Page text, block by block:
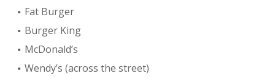
Fat Burger
Burger King
McDonald’s
Wendy’s (across the street)